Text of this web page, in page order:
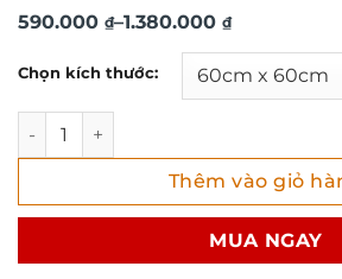
590.000 ₫–1.380.000 ₫
Khoảng
590.000 ₫
đến
1.380.000 ₫
Chọn kích thước:
Tranhhoa nghệ thuật nổi 3D dát
Thêm vào giỏ
MUA NGAY